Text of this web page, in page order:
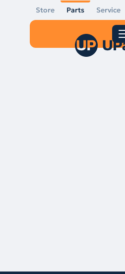
Store Parts Service